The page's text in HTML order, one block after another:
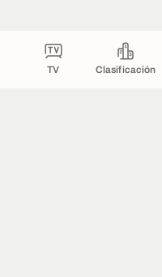
TV Clasificación